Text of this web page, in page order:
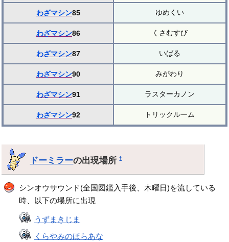
わざマシン85 ゆめくい
わざマシン86 くさむすび
わざマシン87 いばる
わざマシン90 みがわり
わざマシン91 ラスターカノン
わざマシン92 トリックルーム
ドーミラーの出現場所†
シンオウサウンド(全国図鑑入手後、木曜日)を流している
時、以下の場所に出現
うずまきじま
くらやみのほらあな